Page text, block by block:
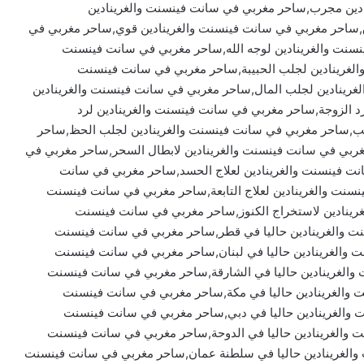
مجرب,ساحر مغربي في سانت فينسنت والغرينادين
مغربي في سانت فينسنت والغرينادين قوي,ساحر مغربي في
والغرينادين لوجه الله,ساحر مغربي في سانت فينسنت
لجلب الحبيبة,ساحر مغربي في سانت فينسنت
لجلب المال,ساحر مغربي في سانت فينسنت والغرينادين
الزوجة,ساحر مغربي في سانت فينسنت والغرينادين لرد
مغربي في سانت فينسنت والغرينادين لجلب الحظ,ساحر
في سانت فينسنت والغرينادين لابطال السحر,ساحر مغربي في
فينسنت والغرينادين لعلاج الحسد,ساحر مغربي في سانت
والغرينادين لعلاج التابعة,ساحر مغربي في سانت فينسنت
لاستخراج الكنوز,ساحر مغربي في سانت فينسنت
والغرينادين حاليا في قطر,ساحر مغربي في سانت فينسنت
والغرينادين حاليا في لبنان,ساحر مغربي في سانت فينسنت
حاليا في الشارقة,ساحر مغربي في سانت فينسنت
والغرينادين حاليا في مكة,ساحر مغربي في سانت فينسنت
والغرينادين حاليا في دبي,ساحر مغربي في سانت فينسنت
والغرينادين حاليا في الدوحة,ساحر مغربي في سانت فينسنت
حاليا في سلطنة عمان,ساحر مغربي في سانت فينسنت